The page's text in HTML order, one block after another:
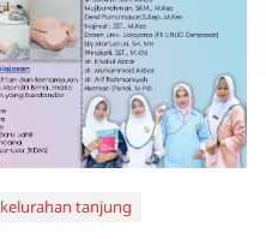
kelurahan tanjung